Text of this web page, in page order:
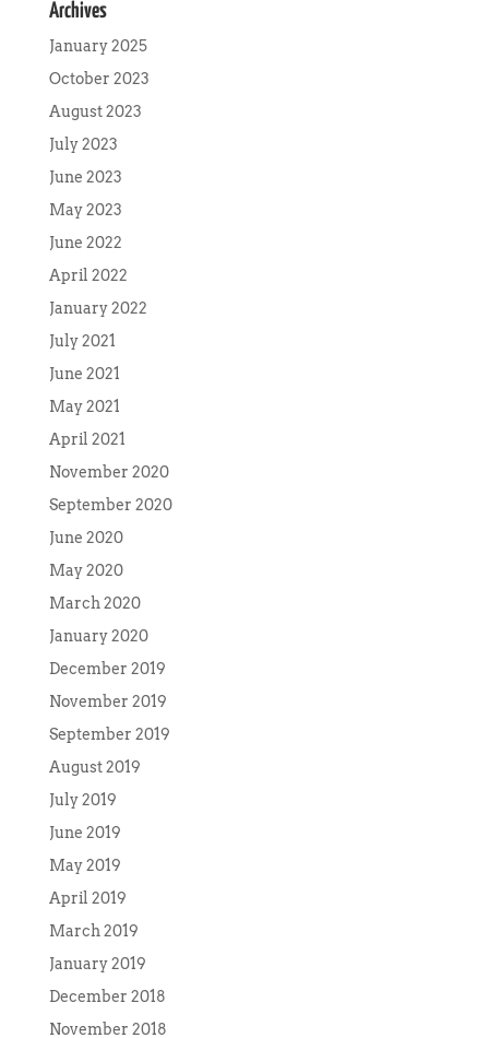
Archives
January 2025
October 2023
August 2023
July 2023
June 2023
May 2023
June 2022
April 2022
January 2022
July 2021
June 2021
May 2021
April 2021
November 2020
September 2020
June 2020
May 2020
March 2020
January 2020
December 2019
November 2019
September 2019
August 2019
July 2019
June 2019
May 2019
April 2019
March 2019
January 2019
December 2018
November 2018